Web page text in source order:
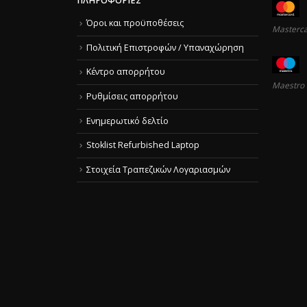
Όροι και προϋποθέσεις
Πολιτική Επιστροφών / Υπαναχώρηση
Κέντρο απορρήτου
Ρυθμίσεις απορρήτου
Ενημερωτικό δελτίο
Stoklist Refurbished Laptop
Στοιχεία Τραπεζικών Λογαριασμών
Maestro